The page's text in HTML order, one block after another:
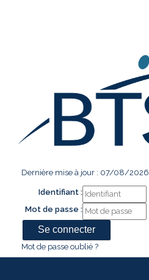
Dernière mise à jour : 07/08/2026
Identifiant :
Mot de passe :
Mot de passe oublié ?